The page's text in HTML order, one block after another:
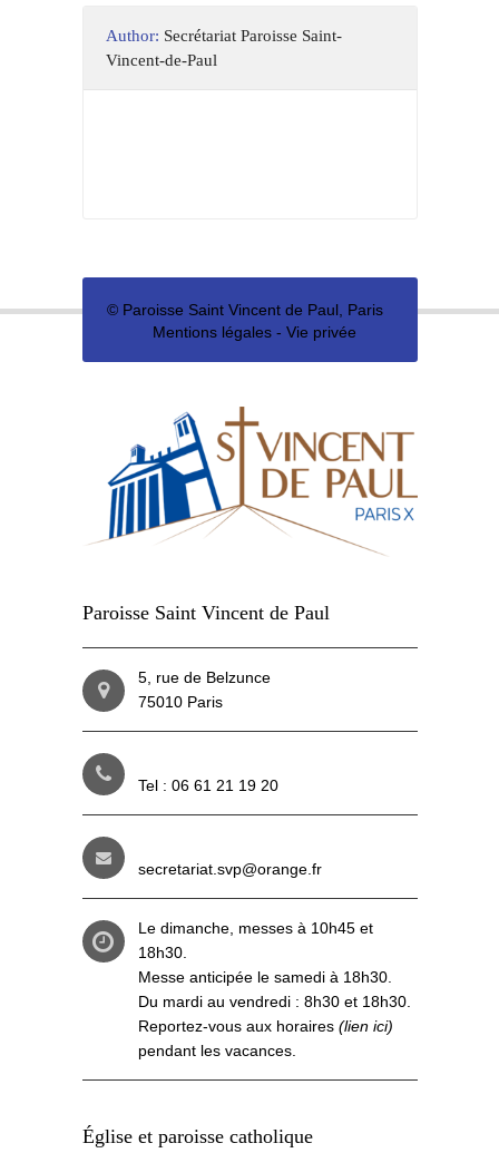
Author: Secrétariat Paroisse Saint-
Vincent-de-Paul
© Paroisse Saint Vincent de Paul, Paris
Mentions légales- Vie privée
Paroisse Saint Vincent de Paul
5, rue de Belzunce
75010 Paris
Tel : 06 61 21 19 20
secretariat.svp@orange.fr
Le dimanche, messes à 10h45 et
18h30.
Messe anticipée le samedi à 18h30.
Du mardi au vendredi : 8h30 et 18h30.
Reportez-vous aux horaires (lien ici)
pendant les vacances.
Église et paroisse catholique